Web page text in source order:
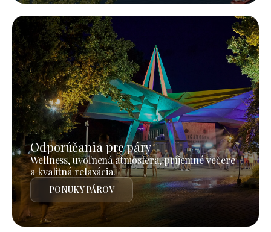
Odporúčania pre páry
Wellness, uvoľnená atmosféra, príjemné večere
a kvalitná relaxácia.
PONUKY PÁROV